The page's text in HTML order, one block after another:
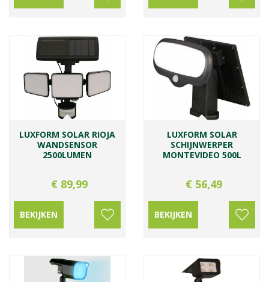
LUXFORM SOLAR RIOJA
WANDSENSOR
2500LUMEN
€ 89,99
BEKIJKEN
LUXFORM SOLAR
SCHIJNWERPER
MONTEVIDEO 500L
€ 56,49
BEKIJKEN